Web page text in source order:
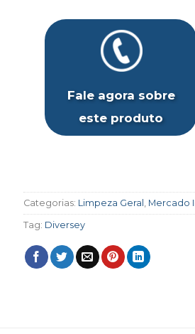
Fale agora sobre
este produto
Categorias: Limpeza Geral , Mercado
Tag: Diversey